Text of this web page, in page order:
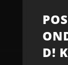
D!